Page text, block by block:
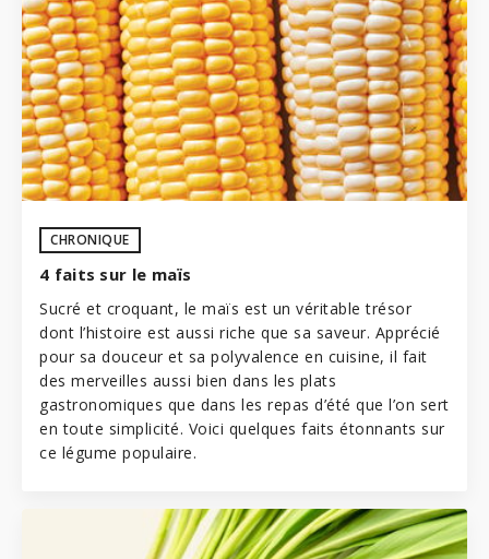
CHRONIQUE
4 faits sur le maïs
Sucré et croquant, le maïs est un véritable trésor
dont l’histoire est aussi riche que sa saveur. Apprécié
pour sa douceur et sa polyvalence en cuisine, il fait
des merveilles aussi bien dans les plats
gastronomiques que dans les repas d’été que l’on sert
en toute simplicité. Voici quelques faits étonnants sur
ce légume populaire.